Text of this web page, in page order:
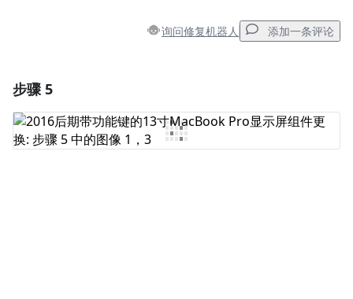
询问修复机器人 添加一条评论
添加评论
步骤 5